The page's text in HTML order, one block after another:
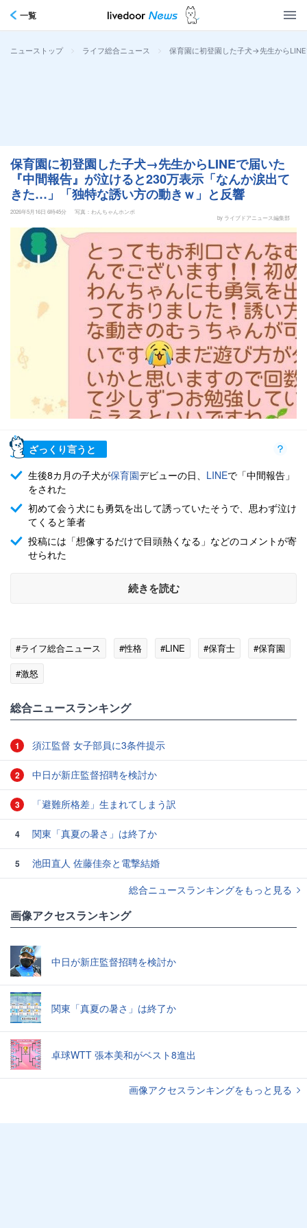
一覧
ニューストップ > ライフ総合ニュース > 保育園に初登園した子犬→先生から
保育園に初登園した子犬→先生からLINEで届いた
『中間報告』が泣けると230万表示「なんか涙出て
きた…」「独特な誘い方の動きｗ」と反響
2026年5月16日 6時45分
写真：わんちゃんホンポ
by ライブドアニュース編集部
ざっくり言うと
生後8カ月の子犬が保育園デビューの日、 LINEで「中間報告」
をされた
初めて会う犬にも勇気を出して誘っていたそうで、思わず泣け
てくると筆者
投稿には「想像するだけで目頭熱くなる」などのコメントが寄
せられた
続きを読む
#ライフ総合ニュース #性格 #LINE #保育士
#保育園
#激怒
総合ニュースランキング
1 須江監督 女子部員に3条件提示
2 中日が新庄監督招聘を検討か
3 「避難所格差」生まれてしまう訳
4 関東「真夏の暑さ」は終了か
5
池田直人 佐藤佳奈と電撃結婚
総合ニュースランキングをもっと見る
画像アクセスランキング
中日が新庄監督招聘を検討か
関東「真夏の暑さ」は終了か
卓球WTT 張本美和がベスト8進出
画像アクセスランキングをもっと見る